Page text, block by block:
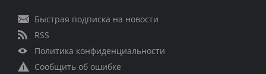
Быстрая подписка на новости
RSS
Политика конфиденциальности
Сообщить об ошибке